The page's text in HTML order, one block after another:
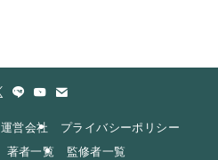
運営会社
プライバシーポリシー
著者一覧
監修者一覧